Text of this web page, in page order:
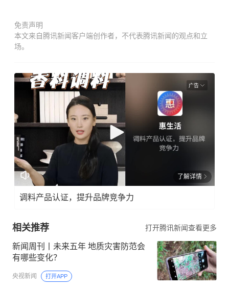
免责声明
本文来自腾讯新闻客户端创作者，不代表腾讯新闻的观点和立
场。
广告
了解详情
调料产品认证，提升品牌竞争力
相关推荐 打开腾讯新闻查看更多
新闻周刊丨未来五年 地质灾害防范会
有哪些变化？
央视新闻 打开APP